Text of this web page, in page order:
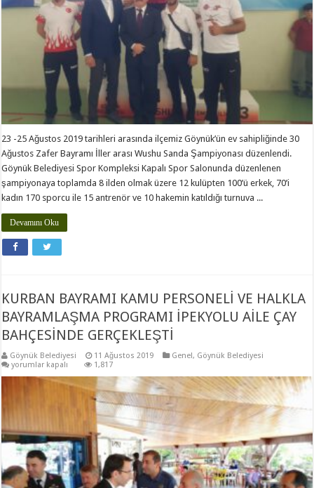
için
23 -25 Ağustos 2019 tarihleri arasında ilçemiz Göynük’ün ev sahipliğinde 30
Ağustos Zafer Bayramı İller arası Wushu Sanda Şampiyonası düzenlendi.
Göynük Belediyesi Spor Kompleksi Kapalı Spor Salonunda düzenlenen
şampiyonaya toplamda 8 ilden olmak üzere 12 kulüpten 100’ü erkek, 70’i
kadın 170 sporcu ile 15 antrenör ve 10 hakemin katıldığı turnuva ...
Devamını Oku
KURBAN BAYRAMI KAMU PERSONELİ VE HALKLA
BAYRAMLAŞMA PROGRAMI İPEKYOLU AİLE ÇAY
BAHÇESİNDE GERÇEKLEŞTİ
Göynük Belediyesi 11 Ağustos 2019 Genel, Göynük Belediyesi
KURBAN
BAYRAMLAŞMA
PROGRAMI
İPEKYOLU
AİLE
ÇAY
BAHÇESİNDE
GERÇEKLEŞTİ
için
yorumlar kapalı 1,817